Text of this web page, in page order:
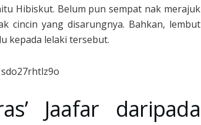
Hibiskut. Belum pun sempat nak merajuk
cincin yang disarungnya. Bahkan, lembut
kepada lelaki tersebut.
Jaafar daripada